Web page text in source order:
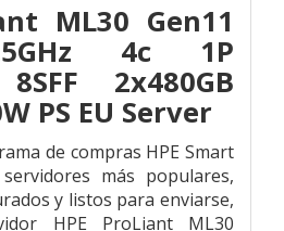
ML30 Gen11
4c 1P
8SFF 2x480GB
PS EU Server
de compras HPE Smart
más populares,
y listos para enviarse,
HPE ProLiant ML30